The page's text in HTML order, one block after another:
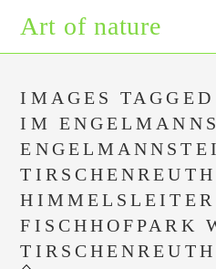
Inhalt
springen
Art of nature
IMAGES
IM
TIRSCHENREUTH
HIMMELSLEITER
FISCHHOFPARK